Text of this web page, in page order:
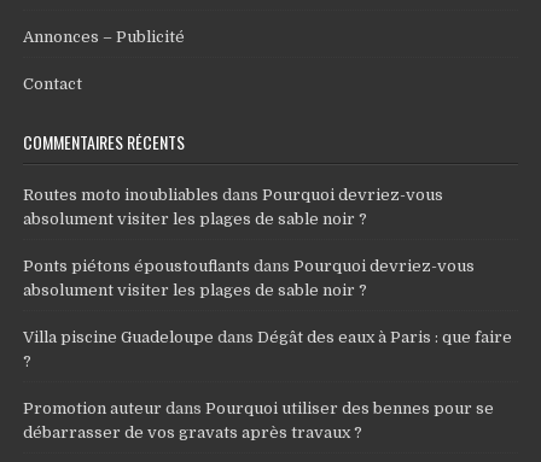
Annonces – Publicité
Contact
COMMENTAIRES RÉCENTS
Routes moto inoubliables dansPourquoi devriez-vous
absolument visiter les plages de sable noir ?
Ponts piétons époustouflants dansPourquoi devriez-vous
absolument visiter les plages de sable noir ?
Villa piscine Guadeloupe dansDégât des eaux à Paris : que faire
?
Promotion auteur dansPourquoi utiliser des bennes pour se
débarrasser de vos gravats après travaux ?